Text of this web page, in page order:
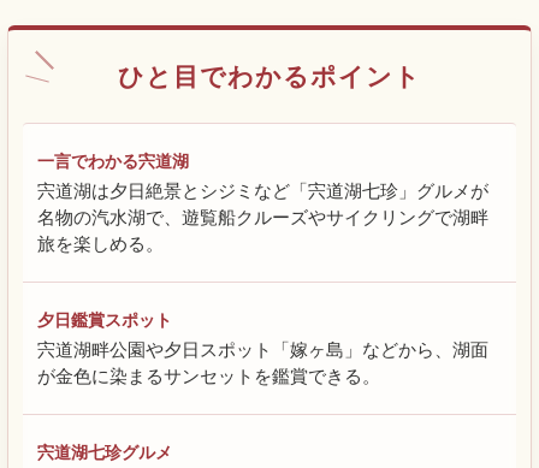
ひと目でわかるポイント
一言でわかる宍道湖
宍道湖は夕日絶景とシジミなど「宍道湖七珍」グルメが
名物の汽水湖で、遊覧船クルーズやサイクリングで湖畔
旅を楽しめる。
夕日鑑賞スポット
宍道湖畔公園や夕日スポット「嫁ヶ島」などから、湖面
が金色に染まるサンセットを鑑賞できる。
宍道湖七珍グルメ